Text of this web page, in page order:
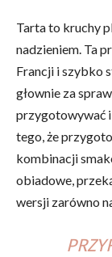
Tarta to kruchy
nadzieniem. Ta
Francji i szybko
głownie za
przygotowywać i
tego, że
kombinacji
obiadowe,
wersji zarówno